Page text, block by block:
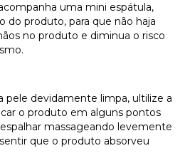
uma mini espátula,
do produto, para que não haja
no produto e diminua o risco
pele devidamente limpa, ultilize a
o produto em alguns pontos
massageando levemente
que o produto absorveu